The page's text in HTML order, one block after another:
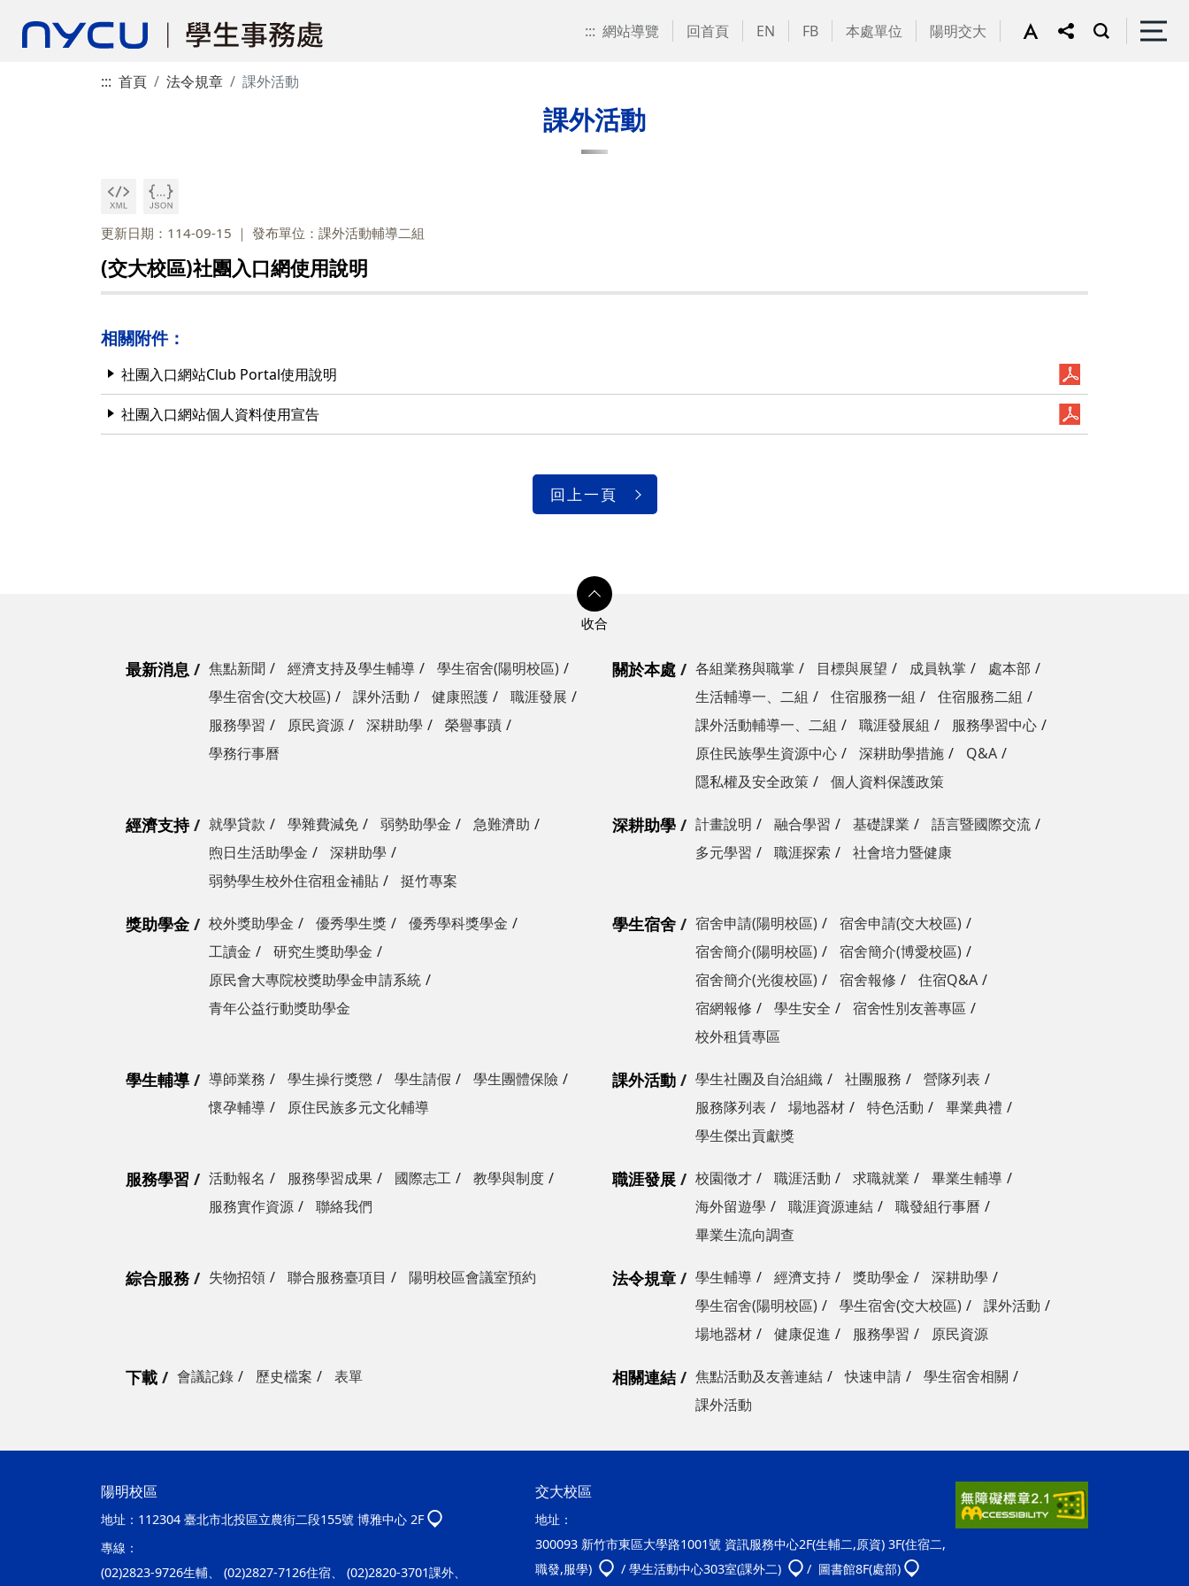
::: 網站導覽 回首頁 EN FB 本處單位 陽明交大
::: 首頁 法令規章 課外活動
課外活動
更新日期：114-09-15 發布單位：課外活動輔導二組
(交大校區)社團入口網使用說明
相關附件：
社團入口網站Club Portal使用說明
社團入口網站個人資料使用宣告
回上一頁
最新消息 焦點新聞 經濟支持及學生輔導
學生宿舍(陽明校區)
學生宿舍(交大校區)
課外活動 健康照護
職涯發展
服務學習
原民資源 深耕助學
榮譽事蹟
學務行事曆
關於本處 各組業務與職掌 目標與展望 成員執掌
處本部
生活輔導一、二組
住宿服務一組
住宿服務二組
課外活動輔導一、二組
職涯發展組
服務學習中心
原住民族學生資源中心
深耕助學措施
Q&A
隱私權及安全政策
個人資料保護政策
經濟支持 就學貸款 學雜費減免 弱勢助學金
急難濟助
煦日生活助學金
深耕助學
弱勢學生校外住宿租金補貼
挺竹專案
深耕助學 計畫說明 融合學習 基礎課業
語言暨國際交流
多元學習
職涯探索 社會培力暨健康
獎助學金 校外獎助學金 優秀學生獎
優秀學科獎學金
工讀金
研究生獎助學金
原民會大專院校獎助學金申請系統
青年公益行動獎助學金
學生宿舍 宿舍申請(陽明校區)
宿舍申請(交大校區)
宿舍簡介(陽明校區)
宿舍簡介(博愛校區)
宿舍簡介(光復校區)
宿舍報修
住宿Q&A
宿網報修
學生安全
宿舍性別友善專區
校外租賃專區
學生輔導 導師業務 學生操行獎懲 學生請假
學生團體保險
懷孕輔導
原住民族多元文化輔導
課外活動 學生社團及自治組織 社團服務
營隊列表
服務隊列表
場地器材 特色活動
畢業典禮
學生傑出貢獻獎
服務學習 活動報名 服務學習成果 國際志工
教學與制度
服務實作資源
聯絡我們
職涯發展 校園徵才 職涯活動 求職就業
畢業生輔導
海外留遊學
職涯資源連結
職發組行事曆
畢業生流向調查
綜合服務 失物招領 聯合服務臺項目 陽明校區會議室預約 法令規章 學生輔導 經濟支持 獎助學金
深耕助學
學生宿舍(陽明校區)
學生宿舍(交大校區)
課外活動
場地器材
健康促進 服務學習 原民資源
下載 會議記錄 歷史檔案 表單 相關連結 焦點活動及友善連結 快速申請
學生宿舍相關
課外活動
陽明校區
地址： 112304 臺北市北投區立農街二段155號 博雅中心 2F
專線：
(02)2823-9726生輔、 (02)2827-7126住宿、 (02)2820-3701課外、
交大校區
地址：
300093 新竹市東區大學路1001號 資訊服務中心2F(生輔二,原資) 3F(住宿二,
職發,服學)
/ 學生活動中心303室(課外二) / 圖書館8F(處部)